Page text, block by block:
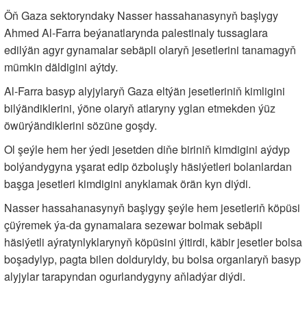
Öň Gaza sektoryndaky Nasser hassahanasynyň başlygy
Ahmed Al-Farra beýanatlarynda palestinaly tussaglara
edilýän agyr gynamalar sebäpli olaryň jesetlerini tanamagyň
mümkin däldigini aýtdy.
Al-Farra basyp alyjylaryň Gaza eltýän jesetleriniň kimligini
bilýändiklerini, ýöne olaryň atlaryny yglan etmekden ýüz
öwürýändiklerini sözüne goşdy.
Ol şeýle hem her ýedi jesetden diňe biriniň kimdigini aýdyp
bolýandygyna yşarat edip özboluşly häsiýetleri bolanlardan
başga jesetleri kimdigini anyklamak örän kyn diýdi.
Nasser hassahanasynyň başlygy şeýle hem jesetleriň köpüsi
çüýremek ýa-da gynamalara sezewar bolmak sebäpli
häsiýetli aýratynlyklarynyň köpüsini ýitirdi, käbir jesetler bolsa
boşadylyp, pagta bilen dolduryldy, bu bolsa organlaryň basyp
alyjylar tarapyndan ogurlandygyny aňladýar diýdi.